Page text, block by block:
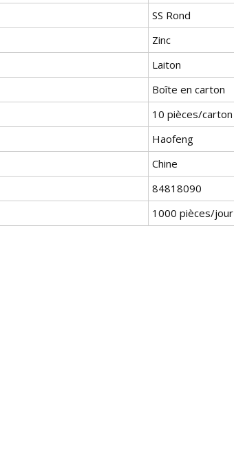
SS Rond
Zinc
Laiton
Boîte en carton
10 pièces/carton
Haofeng
Chine
84818090
1000 pièces/jour